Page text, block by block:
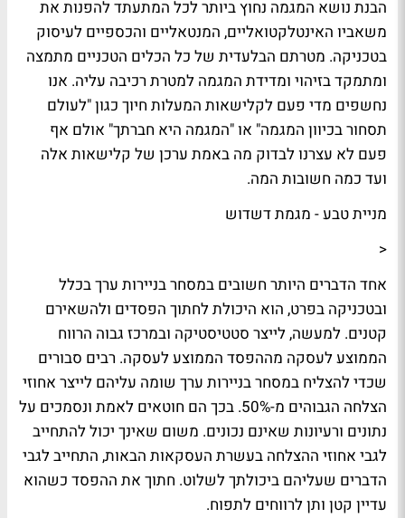
הבנת נושא המגמה נחוץ ביותר לכל המתעתד להפנות את
משאביו האינטלקטואליים, המנטאליים והכספיים לעיסוק
בטכניקה. מטרתם הבלעדית של כל הכלים הטכניים מתמצה
ומתמקד בזיהוי ומדידת המגמה למטרת רכיבה עליה. אנו
נחשפים מדי פעם לקלישאות המעלות חיוך כגון "לעולם
תסחור בכיוון המגמה" או "המגמה היא חברתך" אולם אף
פעם לא עצרנו לבדוק מה באמת ערכן של קלישאות אלה
ועד כמה חשובות המה.
מניית טבע - מגמת דשדוש
<
אחד הדברים היותר חשובים במסחר בניירות ערך בכלל
ובטכניקה בפרט, הוא היכולת לחתוך הפסדים ולהשאירם
קטנים. למעשה, לייצר סטטיסטיקה ובמרכז גבוה הרווח
הממוצע לעסקה מההפסד הממוצע לעסקה. רבים סבורים
שכדי להצליח במסחר בניירות ערך שומה עליהם לייצר אחוזי
הצלחה הגבוהים מ-50%. בכך הם חוטאים לאמת ונסמכים על
נתונים ורעיונות שאינם נכונים. משום שאינך יכול להתחייב
לגבי אחוזי ההצלחה בעשרת העסקאות הבאות, התחייב לגבי
הדברים שעליהם ביכולתך לשלוט. חתוך את ההפסד כשהוא
עדיין קטן ותן לרווחים לתפוח.